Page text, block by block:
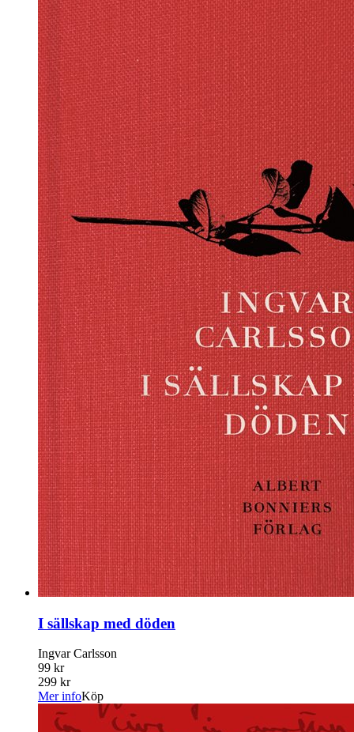
I sällskap med döden
Ingvar Carlsson
99 kr
299 kr
Mer infoKöp